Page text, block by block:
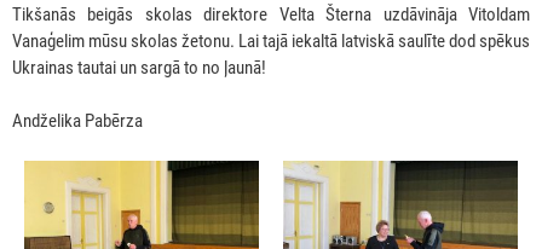
Tikšanās beigās skolas direktore Velta Šterna uzdāvināja Vitoldam
Vanaģelim mūsu skolas žetonu. Lai tajā iekaltā latviskā saulīte dod spēkus
Ukrainas tautai un sargā to no ļaunā!
Andželika Pabērza